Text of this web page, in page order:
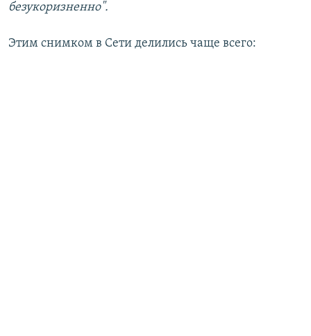
безукоризненно".
Этим снимком в Сети делились чаще всего: